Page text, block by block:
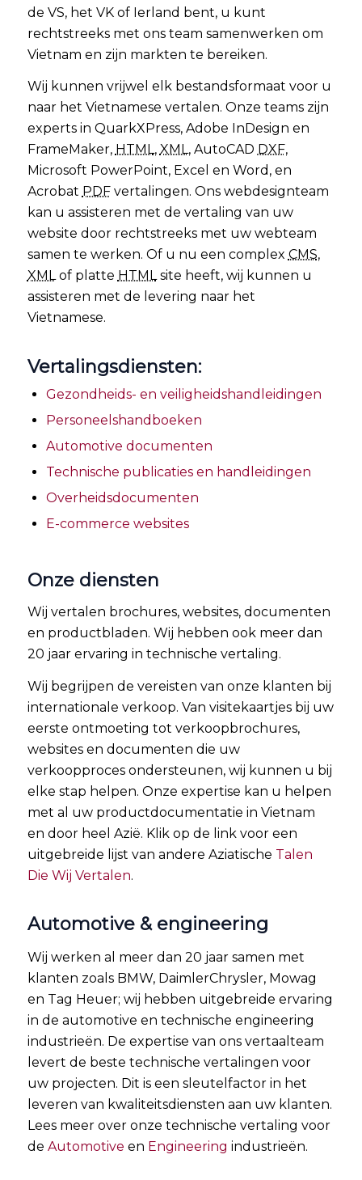
de VS, het VK of Ierland bent, u kunt
rechtstreeks met ons team samenwerken om
Vietnam en zijn markten te bereiken.
Wij kunnen vrijwel elk bestandsformaat voor u
naar het Vietnamese vertalen. Onze teams zijn
experts in QuarkXPress, Adobe InDesign en
FrameMaker, HTML, XML, AutoCAD DXF,
Microsoft PowerPoint, Excel en Word, en
Acrobat PDFvertalingen. Ons webdesignteam
kan u assisteren met de vertaling van uw
website door rechtstreeks met uw webteam
samen te werken. Of u nu een complex CMS,
XMLof platte HTMLsite heeft, wij kunnen u
assisteren met de levering naar het
Vietnamese.
Vertalingsdiensten:
Gezondheids- en veiligheidshandleidingen
Personeelshandboeken
Automotive documenten
Technische publicaties en handleidingen
Overheidsdocumenten
E-commerce websites
Onze diensten
Wij vertalen brochures, websites, documenten
en productbladen. Wij hebben ook meer dan
20 jaar ervaring in technische vertaling.
Wij begrijpen de vereisten van onze klanten bij
internationale verkoop. Van visitekaartjes bij uw
eerste ontmoeting tot verkoopbrochures,
websites en documenten die uw
verkoopproces ondersteunen, wij kunnen u bij
elke stap helpen. Onze expertise kan u helpen
met al uw productdocumentatie in Vietnam
en door heel Azië. Klik op de link voor een
uitgebreide lijst van andere Aziatische Talen
Die Wij Vertalen.
Automotive & engineering
Wij werken al meer dan 20 jaar samen met
klanten zoals BMW, DaimlerChrysler, Mowag
en Tag Heuer; wij hebben uitgebreide ervaring
in de automotive en technische engineering
industrieën. De expertise van ons vertaalteam
levert de beste technische vertalingen voor
uw projecten. Dit is een sleutelfactor in het
leveren van kwaliteitsdiensten aan uw klanten.
Lees meer over onze technische vertaling voor
de Automotive en Engineering industrieën.